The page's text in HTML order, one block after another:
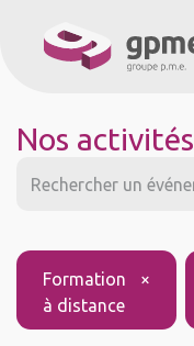
Nos activités
Formation
à distance
×